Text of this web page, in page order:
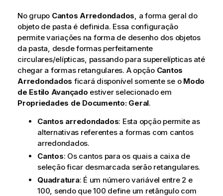
No grupo Cantos Arredondados , a forma geral do
objeto de pasta é definida. Essa configuração
permite variações na forma de desenho dos objetos
da pasta, desde formas perfeitamente
circulares/elípticas, passando para superelípticas até
chegar a formas retangulares. A opção Cantos
Arredondados ficará disponível somente se o Modo
de Estilo Avançado estiver selecionado em
Propriedades de Documento: Geral.
Cantos arredondados: Esta opção permite as
alternativas referentes a formas com cantos
arredondados.
Cantos: Os cantos para os quais a caixa de
seleção ficar desmarcada serão retangulares.
Quadratura: É um número variável entre 2 e
100, sendo que 100 define um retângulo com